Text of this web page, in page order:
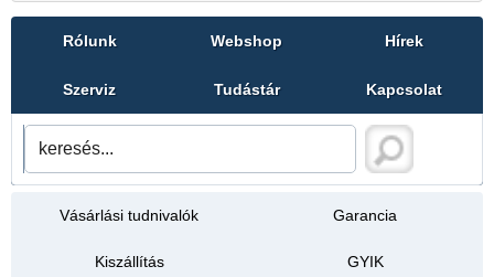
Rólunk Webshop Hírek
Szerviz Tudástár Kapcsolat
Vásárlási tudnivalók Garancia
Kiszállítás GYIK